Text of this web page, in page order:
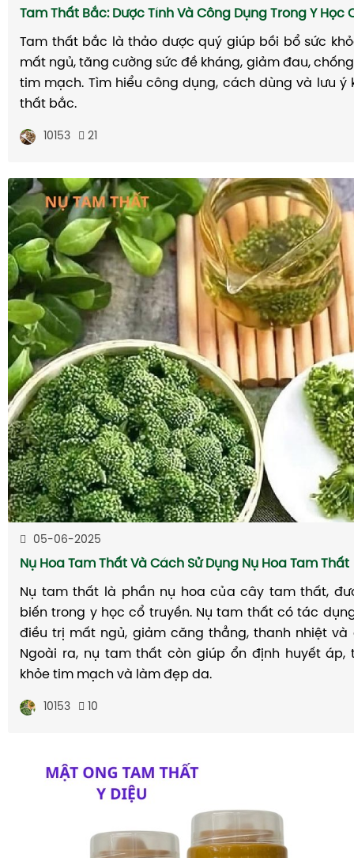
Tam Thất Bắc: Dược Tính Và Công Dụng Trong Y Học
Tam thất bắc là thảo dược quý giúp bồi bổ sức
mất ngủ, tăng cường sức đề kháng, giảm đau,
tim mạch. Tìm hiểu công dụng, cách dùng và lưu ý
thất bắc.
10153 21
05-06-2025
Nụ Hoa Tam Thất Và Cách Sử Dụng Nụ Hoa Tam Thất
Nụ tam thất là phần nụ hoa của cây tam thất,
biến trong y học cổ truyền. Nụ tam thất có tác
điều trị mất ngủ, giảm căng thẳng, thanh nhiệt và
Ngoài ra, nụ tam thất còn giúp ổn định huyết áp,
khỏe tim mạch và làm đẹp da.
10153 10